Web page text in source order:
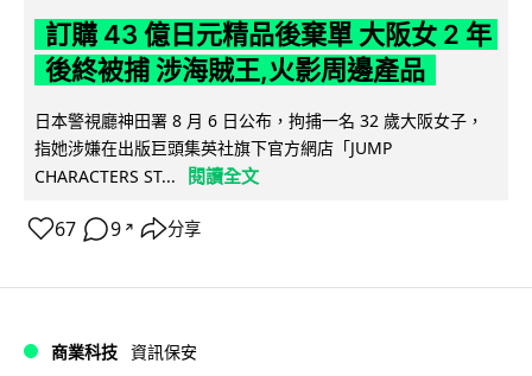
訂購 43 億日元精品後棄單 大阪女 2 年
後終被捕 涉海賊王,火影周邊產品
日本警視廳神田署 8 月 6 日公布，拘捕一名 32 歲大阪女子，
指她涉嫌在出版巨頭集英社旗下官方網店「JUMP
CHARACTERS ST...
閱讀全文
67 9 ↗ 分享
商業科技 資訊保安